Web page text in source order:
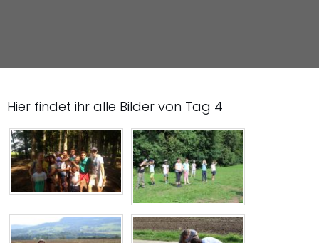
Hier findet ihr alle Bilder von Tag 4